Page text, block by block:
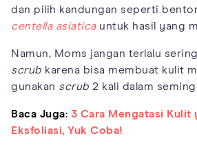
dan pilih kandungan seperti
centella asiaticauntuk hasil yang
Namun, Moms jangan terlalu
scrub karena bisa membuat kulit
gunakan scrub 2 kali dalam
Baca Juga: 3 Cara Mengatasi Kulit
Eksfoliasi, Yuk Coba!